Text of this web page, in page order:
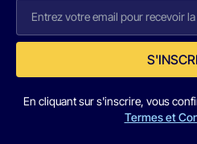
En cliquant sur s'inscrire, vous
Termes et